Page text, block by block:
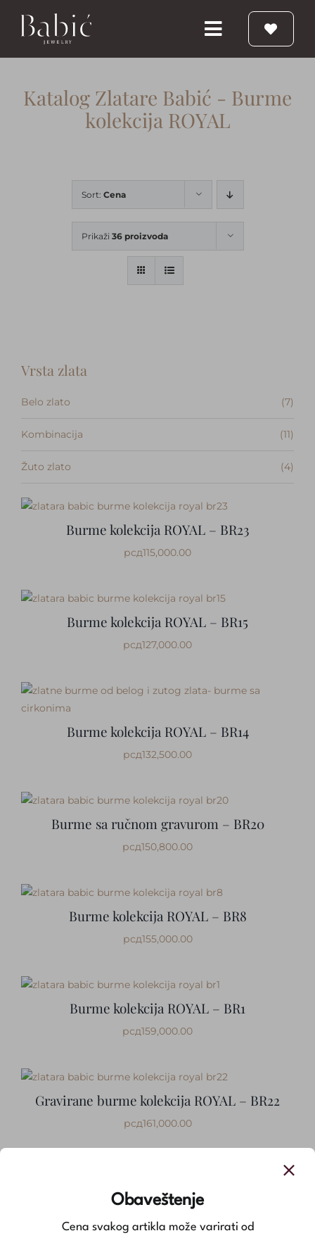
Toggle
Navigation
Vereničko prstenje
Katalog Zlatare Babić - Burme
kolekcija ROYAL
Sort: Cena
Prikaži 36 proizvoda
Vrsta zlata
Belo zlato (7)
Kombinacija (11)
Žuto zlato (4)
Burme kolekcija ROYAL – BR23
рсд115,000.00
Burme kolekcija ROYAL – BR15
рсд127,000.00
Burme kolekcija ROYAL – BR14
рсд132,500.00
Burme sa ručnom gravurom – BR20
рсд150,800.00
Burme kolekcija ROYAL – BR8
рсд155,000.00
Burme kolekcija ROYAL – BR1
рсд159,000.00
Gravirane burme kolekcija ROYAL – BR22
рсд161,000.00
Burme kolekcija ROYAL – BR9
Obaveštenje
Cena svakog artikla može varirati od